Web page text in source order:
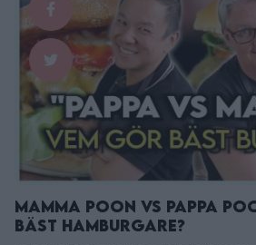
Mamma Poon vs Pappa
Bäst Hamburgare?